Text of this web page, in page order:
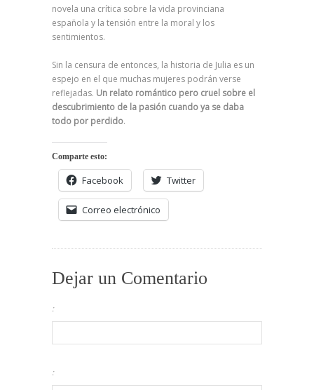
novela una crítica sobre la vida provinciana
española y la tensión entre la moral y los
sentimientos.
Sin la censura de entonces, la historia de Julia es un
espejo en el que muchas mujeres podrán verse
reflejadas. Un relato romántico pero cruel sobre el
descubrimiento de la pasión cuando ya se daba
todo por perdido.
Comparte esto:
Facebook Twitter
Correo electrónico
Dejar un Comentario
:
: